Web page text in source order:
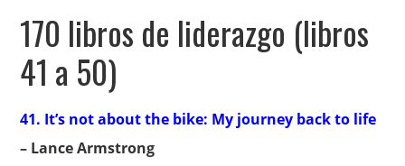
170 libros de liderazgo (libros
41 a 50)
41. It’s not about the bike: My journey back to life
– Lance Armstrong